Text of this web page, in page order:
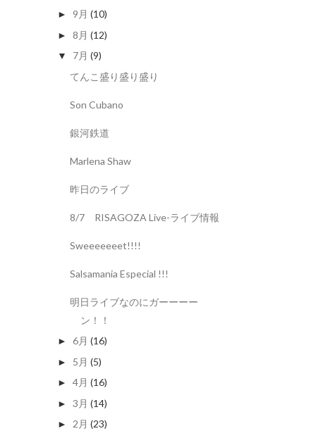
► 9月 (10)
► 8月 (12)
▼ 7月 (9)
てんこ盛り盛り盛り
Son Cubano
銀河鉄道
Marlena Shaw
昨日のライブ
8/7 RISAGOZA Live-ライブ情報
Sweeeeeeet!!!!
Salsamania Especial !!!
明日ライブなのにガーーーー
ン！！
► 6月 (16)
► 5月 (5)
► 4月 (16)
► 3月 (14)
► 2月 (23)